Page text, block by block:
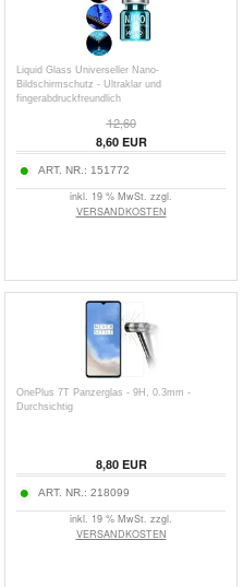
Liquid Glass Universeller Nano-
Bildschirmschutz - Ultraklar und
fingerabdruckfreundlich
12,60
8,60EUR
ART. NR.: 151772
inkl. 19 % MwSt. zzgl.
VERSANDKOSTEN
OnePlus 7T Panzerglas - 9H, 0.3mm -
Durchsichtig
8,80EUR
ART. NR.: 218099
inkl. 19 % MwSt. zzgl.
VERSANDKOSTEN